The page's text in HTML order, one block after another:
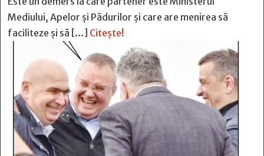
Mediului, Apelor și Pădurilor și care are menirea să
faciliteze și să […] Citește!